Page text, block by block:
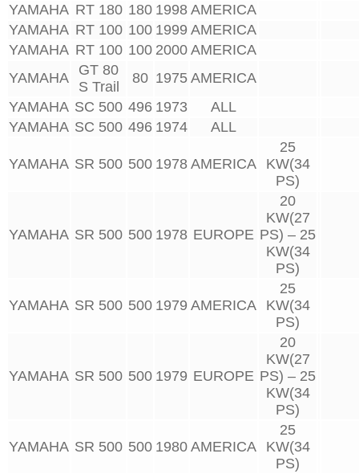
YAMAHA RT 180 180 1998 AMERICA
YAMAHA RT 100 100 1999 AMERICA
YAMAHA RT 100 100 2000 AMERICA
YAMAHA
GT 80
S Trail
80 1975 AMERICA
YAMAHA SC 500 496 1973
ALL
YAMAHA SC 500 496 1974 ALL
YAMAHA SR 500 500 1978 AMERICA
25
KW(34
PS)
YAMAHA SR 500 500 1978 EUROPE
20
KW(27
PS) – 25
KW(34
PS)
YAMAHA SR 500 500 1979 AMERICA
25
KW(34
PS)
YAMAHA SR 500 500 1979 EUROPE
20
KW(27
PS) – 25
KW(34
PS)
YAMAHA SR 500 500 1980 AMERICA
25
KW(34
PS)